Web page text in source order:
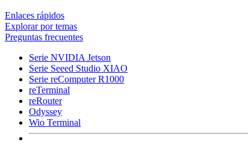
Enlaces rápidos
Explorar por temas
Preguntas frecuentes
Serie NVIDIA Jetson
Serie Seeed Studio XIAO
Serie reComputer R1000
reTerminal
reRouter
Odyssey
Wio Terminal